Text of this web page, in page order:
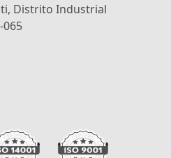
Distrito Industrial
065